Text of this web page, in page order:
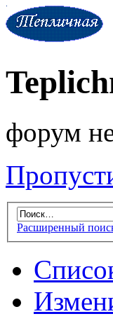
форум
Расширенный